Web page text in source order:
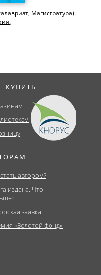
Магистратура).
КУПИТЬ
автором?
издана. Что
заявка
«Золотой фонд»